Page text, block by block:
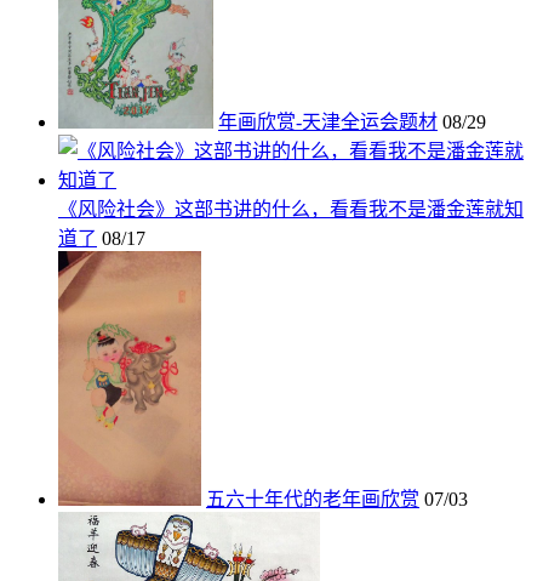
年画欣赏-天津全运会题材 08/29
《风险社会》这部书讲的什么，看看我不是潘金莲就知
道了 08/17
五六十年代的老年画欣赏 07/03